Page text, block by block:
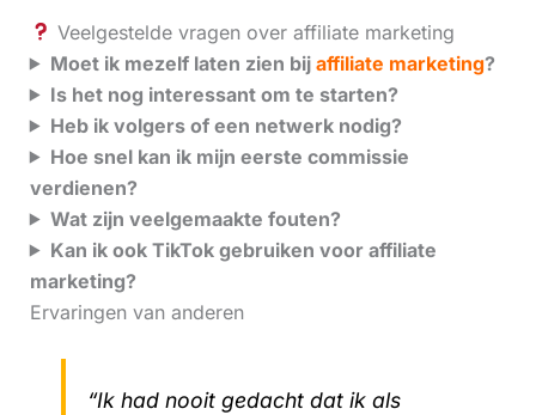
Veelgestelde vragen over affiliate marketing
Moet ik mezelf laten zien bij affiliate marketing?
Is het nog interessant om te starten?
Heb ik volgers of een netwerk nodig?
Hoe snel kan ik mijn eerste commissie
verdienen?
Wat zijn veelgemaakte fouten?
Kan ik ook TikTok gebruiken voor affiliate
marketing?
Ervaringen van anderen
“Ik had nooit gedacht dat ik als